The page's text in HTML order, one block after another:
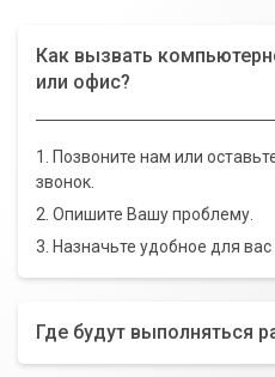
Как вызвать
или офис?
1. Позвоните нам или
звонок.
2. Опишите Вашу проблему.
3. Назначьте удобное для
Где будут выполняться